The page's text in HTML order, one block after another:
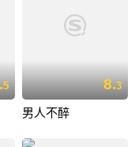
5 8.3
男人不醉